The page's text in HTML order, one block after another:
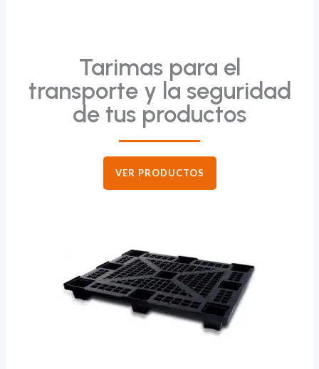
Tarimas para el
transporte y la seguridad
de tus productos
VER PRODUCTOS